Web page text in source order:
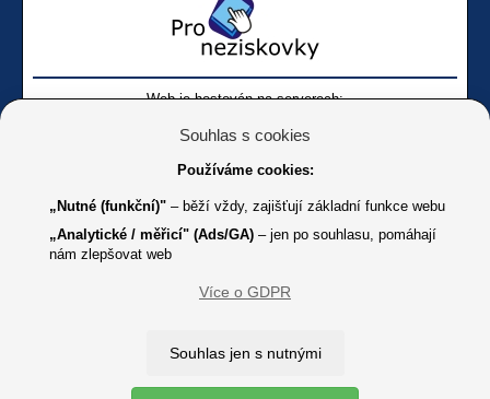
Web je hostován na serverech:
Online
Youtube SONS
K jakémukoliv užití textů a obrázků uvedených na tomto serveru je
Copyright © 2012 - 2026 SONS ČR, z. s.
Souhlas s cookies
Používáme cookies:
„Nutné (funkční)" – běží vždy, zajišťují základní funkce webu
„Analytické / měřicí" (Ads/GA) – jen po souhlasu, pomáhají
nám zlepšovat web
Více o GDPR
Souhlas jen s nutnými